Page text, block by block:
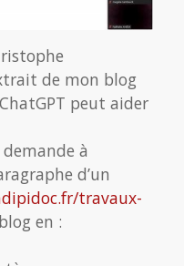
de mon blog
peut aider
à
d’un
travaux-
en :